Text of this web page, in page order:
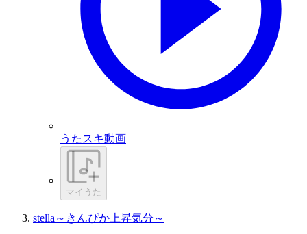
うたスキ動画
マイうた
stella～きんぴか上昇気分～